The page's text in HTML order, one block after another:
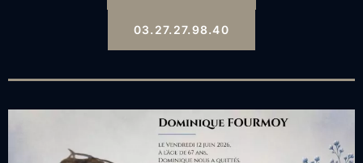
03.27.27.98.40